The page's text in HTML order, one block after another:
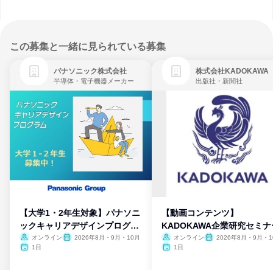
この募集と一緒に見られている募集
パナソニック株式会社
半導体・電子機器メーカー
【大学1・2年生対象】パナソニ
ックキャリアデザインプログラ
ム
オンライン
2026年8月・9月・10月
1日
株式会社KADOKAWA
出版社・新聞社
【動画コンテンツ】
KADOKAWA企業研究セミナ
オンライン
2026年8月・9月・
1日